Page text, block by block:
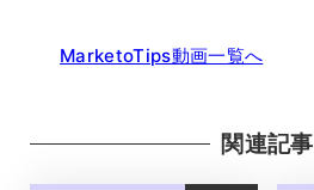
MarketoTips動画一覧へ
関連記事